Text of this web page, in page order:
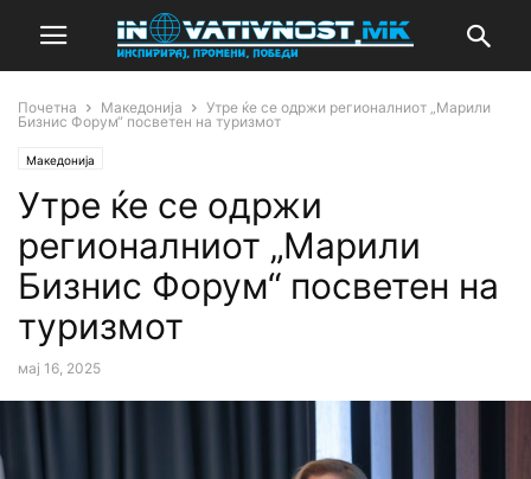
Почетна Македонија
Утре ќе се одржи регионалниот „Марили
Бизнис Форум“ посветен на туризмот
Македонија
Утре ќе се одржи
регионалниот „Марили
Бизнис Форум“ посветен на
туризмот
мај 16, 2025